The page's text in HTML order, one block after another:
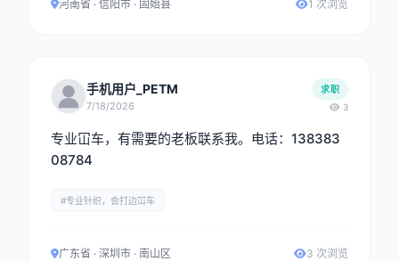
河南省 · 信阳市 · 固始县 1 次浏览
手机用户_PETM
7/18/2026
求职
3
专业冚车，有需要的老板联系我。电话：138383
08784
#专业针织，会打边冚车
广东省 · 深圳市 · 南山区 3 次浏览